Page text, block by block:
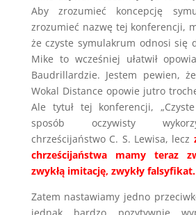
Aby zrozumieć koncepcję
zrozumieć nazwę tej konferencji,
że czyste symulakrum odnosi się
Mike to wcześniej ułatwił
Baudrillardzie. Jestem pewien,
Wokal Distance opowie jutro
Ale tytuł tej konferencji,
sposób oczywisty
chrześcijaństwo C. S. Lewisa, lecz
chrześcijaństwa mamy teraz
zwykłą imitację, zwykły falsyfikat.
Zatem nastawiamy jedno
jednak bardzo pozytywnie